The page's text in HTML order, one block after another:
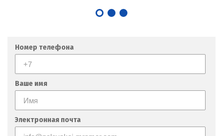
Номер телефона
Ваше имя
Электронная почта